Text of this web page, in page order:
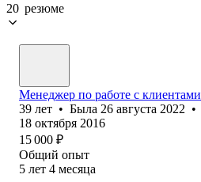
20 резюме
Менеджер по работе с клиентами
39 лет • Была 26 августа 2022 •
18 октября 2016
15 000 ₽
Общий опыт
5 лет 4 месяца